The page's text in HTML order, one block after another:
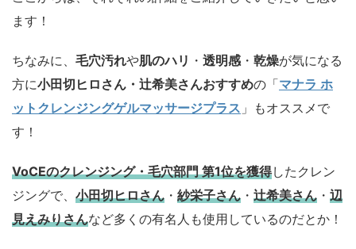
ます！
ちなみに、 毛穴汚れや肌のハリ ・ 透明感 ・ 乾燥が気になる
方に小田切ヒロさん・辻希美さんおすすめの「マナラ ホ
ットクレンジングゲルマッサージプラス 」もオススメで
す！
VoCEのクレンジング・毛穴部門 第1位を獲得したクレン
ジングで、 小田切ヒロさん ・ 紗栄子さん ・ 辻希美さん ・ 辺
見えみりさんなど多くの有名人も使用しているのだとか！